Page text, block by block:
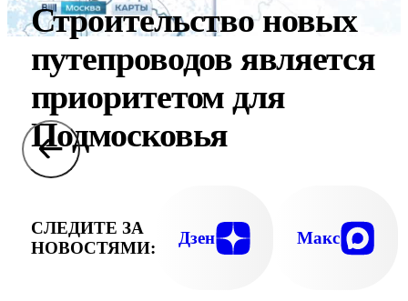
Строительство новых
путепроводов является
приоритетом для
Подмосковья
СЛЕДИТЕ ЗА
НОВОСТЯМИ:
Дзен Макс